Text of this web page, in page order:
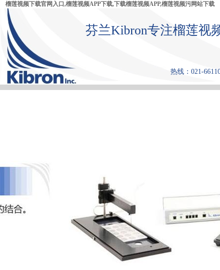
榴莲视频下载官网入口,榴莲视频APP下载,下载榴莲视频APP,榴莲视频污网站下载
芬兰Kibron专注榴莲视
热线：021-
首 页 产品中心 张力仪